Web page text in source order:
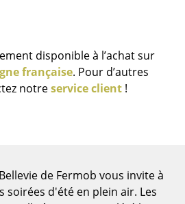
disponible à l’achat sur
française. Pour d’autres
notreservice client !
de Fermob vous invite à
soirées d'été en plein air. Les